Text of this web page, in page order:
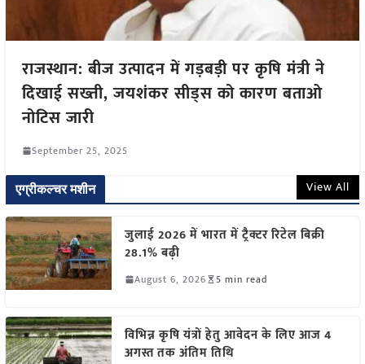
राजस्थान: बीज उत्पादन में गड़बड़ी पर कृषि मंत्री ने
दिखाई सख्ती, जयशंकर सीड्स को कारण बताओ
नोटिस जारी
September 25, 2025
एग्रीकल्चर मशीन View All
जुलाई 2026 में भारत में ट्रैक्टर रिटेल बिक्री
28.1% बढ़ी
August 6, 2026 5 min read
विभिन्न कृषि यंत्रों हेतु आवेदन के लिए आज 4
अगस्त तक अंतिम तिथि